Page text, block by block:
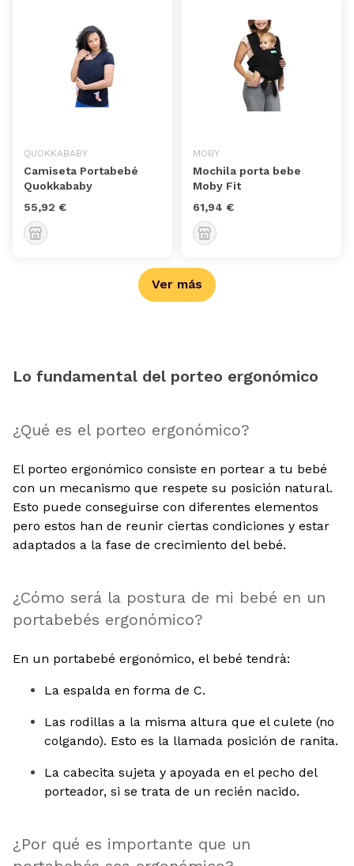
QUOKKABABY
Camiseta Portabebé
Quokkababy
55,92 €
MOBY
Mochila porta bebe
Moby Fit
61,94 €
Ver más
Lo fundamental del porteo ergonómico
¿Qué es el porteo ergonómico?
El porteo ergonómico consiste en portear a tu bebé
con un mecanismo que respete su posición natural.
Esto puede conseguirse con diferentes elementos
pero estos han de reunir ciertas condiciones y estar
adaptados a la fase de crecimiento del bebé.
¿Cómo será la postura de mi bebé en un
portabebés ergonómico?
En un portabebé ergonómico, el bebé tendrà:
La espalda en forma de C.
Las rodillas a la misma altura que el culete (no
colgando). Esto es la llamada posición de ranita.
La cabecita sujeta y apoyada en el pecho del
porteador, si se trata de un recién nacido.
¿Por qué es importante que un